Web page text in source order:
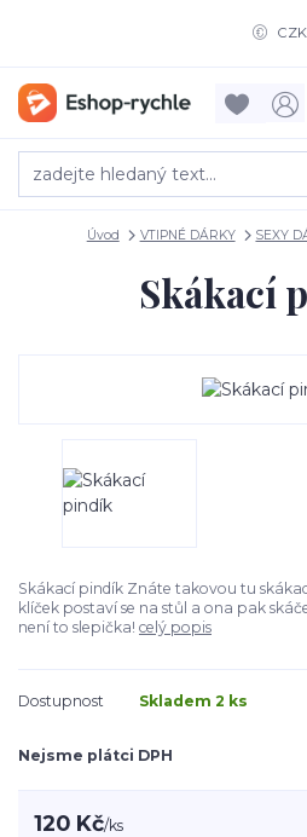
CZK
Úvod VTIPNÉ DÁRKY SEXY
Skákací
Skákací pindík Znáte takovou tu
klíček postaví se na stůl a ona pak
není to slepička! celý popis
Dostupnost Skladem 2 ks
Nejsme plátci DPH
120 Kč/ks